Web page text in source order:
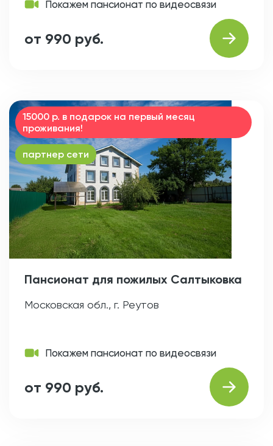
Покажем пансионат по видеосвязи
от 990 руб.
15000 р. в подарок на первый месяц
проживания!
партнер сети
Пансионат для пожилых Салтыковка
Московская обл., г. Реутов
Покажем пансионат по видеосвязи
от 990 руб.